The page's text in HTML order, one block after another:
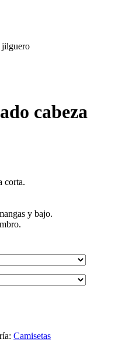
jilguero
cabeza
corta.
y bajo.
Camisetas